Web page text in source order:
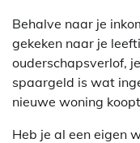
Behalve naar je
gekeken naar je
ouderschapsverlof,
spaargeld is wat
nieuwe woning
Heb je al een eigen